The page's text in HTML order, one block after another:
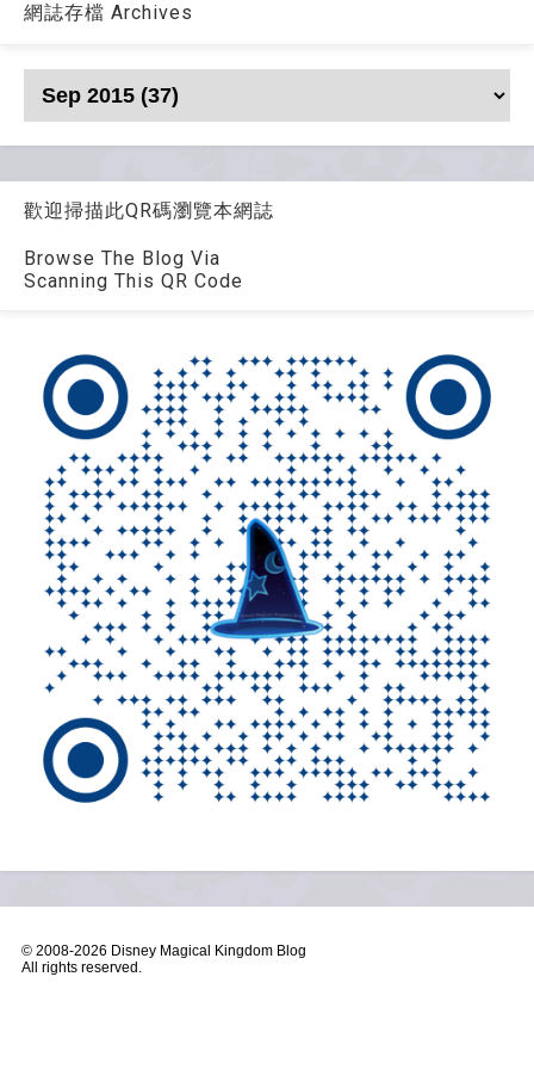
網誌存檔 Archives
歡迎掃描此QR碼瀏覽本網誌
Browse The Blog Via
Scanning This QR Code
© 2008-2026 Disney Magical Kingdom Blog
All rights reserved.